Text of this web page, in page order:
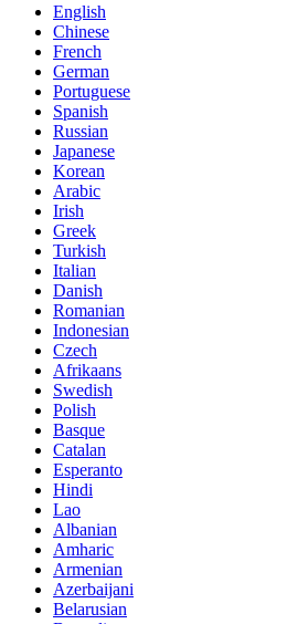
English
Chinese
French
German
Portuguese
Spanish
Russian
Japanese
Korean
Arabic
Irish
Greek
Turkish
Italian
Danish
Romanian
Indonesian
Czech
Afrikaans
Swedish
Polish
Basque
Catalan
Esperanto
Hindi
Lao
Albanian
Amharic
Armenian
Azerbaijani
Belarusian